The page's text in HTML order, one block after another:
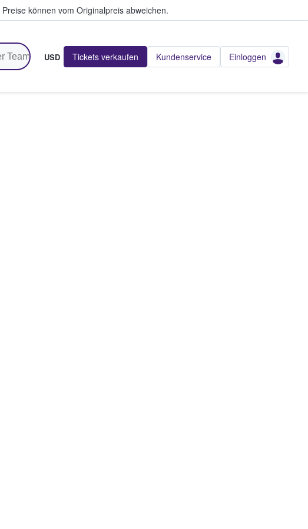
Preise können vom Originalpreis abweichen.
USD Tickets verkaufen Kundenservice Einloggen